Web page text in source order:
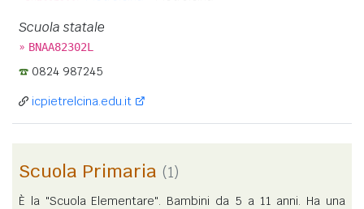
Scuola statale
» BNAA82302L
0824 987245
icpietrelcina.edu.it
Scuola Primaria (1)
È la "Scuola Elementare". Bambini da 5 a 11 anni. Ha una